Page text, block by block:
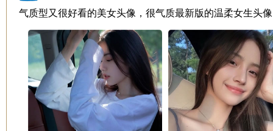
气质型又很好看的美女头像，很气质最新版的温柔女生头